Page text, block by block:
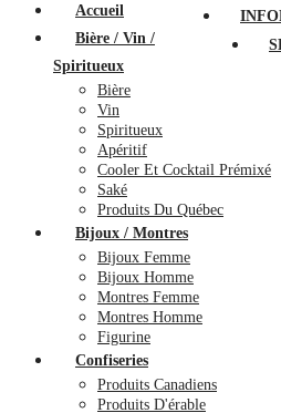
Accueil
Bière / Vin /
Spiritueux
Bière
Vin
Spiritueux
Apéritif
Cooler Et Cocktail Prémixé
Saké
Produits Du Québec
Bijoux / Montres
Bijoux Femme
Bijoux Homme
Montres Femme
Montres Homme
Figurine
Confiseries
Produits Canadiens
Produits D'érable